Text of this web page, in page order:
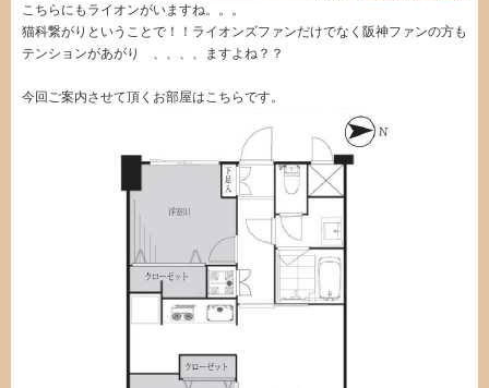
こちらにもライオンがいますね。。。
猫科繋がりということで！！ライオンズファンだけでなく阪神ファンの方も
テンションがあがり 、、、、ますよね？？
今回ご案内させて頂くお部屋はこちらです。